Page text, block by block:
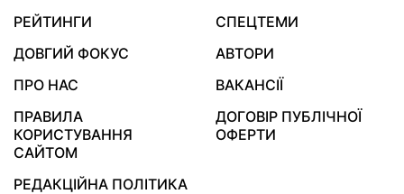
РЕЙТИНГИ
СПЕЦТЕМИ
ДОВГИЙ ФОКУС
АВТОРИ
ПРО НАС
ВАКАНСІЇ
ПРАВИЛА
КОРИСТУВАННЯ
САЙТОМ
ДОГОВІР ПУБЛІЧНОЇ
ОФЕРТИ
РЕДАКЦІЙНА ПОЛІТИКА